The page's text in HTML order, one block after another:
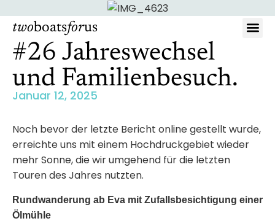
twoboatsforus
#26 Jahreswechsel
und Familienbesuch.
Januar 12, 2025
Noch bevor der letzte Bericht online gestellt wurde,
erreichte uns mit einem Hochdruckgebiet wieder
mehr Sonne, die wir umgehend für die letzten
Touren des Jahres nutzten.
Rundwanderung ab Eva mit Zufallsbesichtigung einer
Ölmühle